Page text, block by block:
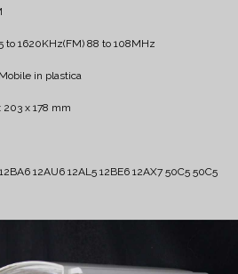
to 1620KHz(FM) 88 to 108MHz
Mobile in plastica
203 x 178 mm
12AU6 12AL5 12BE6 12AX7 50C5 50C5